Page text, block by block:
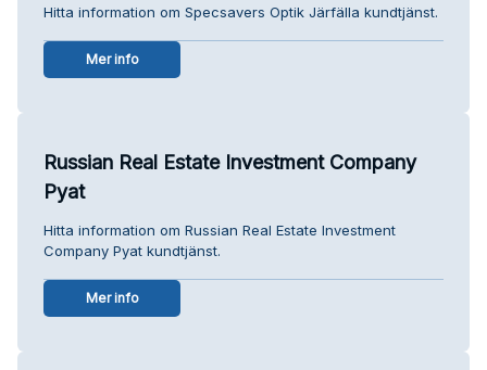
Hitta information om Specsavers Optik Järfälla kundtjänst.
Mer info
Russian Real Estate Investment Company
Pyat
Hitta information om Russian Real Estate Investment
Company Pyat kundtjänst.
Mer info